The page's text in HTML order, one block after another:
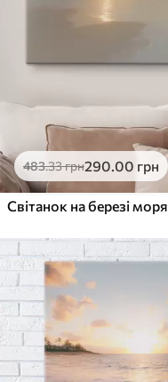
483.33грн290.00 грн
Світанок на березі моря